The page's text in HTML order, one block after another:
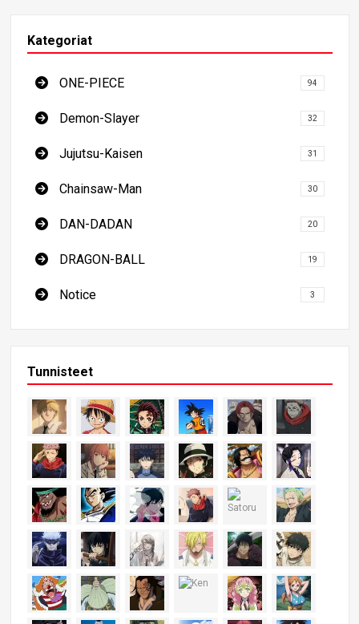
Kategoriat
ONE-PIECE 94
Demon-Slayer 32
Jujutsu-Kaisen 31
Chainsaw-Man 30
DAN-DADAN 20
DRAGON-BALL 19
Notice 3
Tunnisteet